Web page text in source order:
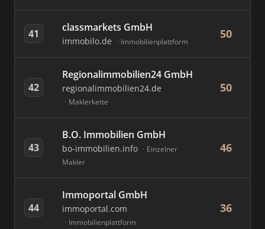
41 classmarkets GmbH
immobilo.de Immobilienplattform
50
42
Regionalimmobilien24 GmbH
regionalimmobilien24.de
Maklerkette
50
43
B.O. Immobilien GmbH
bo-immobilien.info
Einzelner
Makler
46
44
Immoportal GmbH
immoportal.com
Immobilienplattform
36